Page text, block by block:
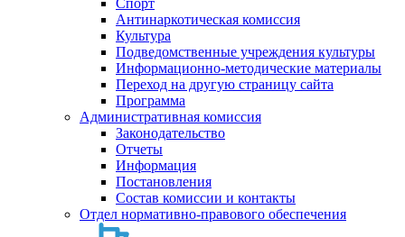
Спорт
Антинаркотическая комиссия
Культура
Подведомственные учреждения культуры
Информационно-методические материалы
Переход на другую страницу сайта
Программа
Административная комиссия
Законодательство
Отчеты
Информация
Постановления
Состав комиссии и контакты
Отдел нормативно-правового обеспечения